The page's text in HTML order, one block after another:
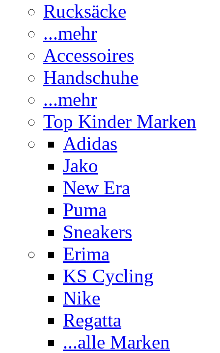
Rucksäcke
...mehr
Accessoires
Handschuhe
...mehr
Top Kinder Marken
Adidas
Jako
New Era
Puma
Sneakers
Erima
KS Cycling
Nike
Regatta
...alle Marken